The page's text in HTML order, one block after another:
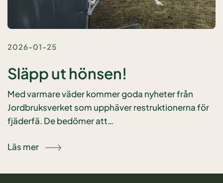
2026-01-25
Släpp ut hönsen!
Med varmare väder kommer goda nyheter från
Jordbruksverket som upphäver restruktionerna för
fjäderfä. De bedömer att…
Läs mer